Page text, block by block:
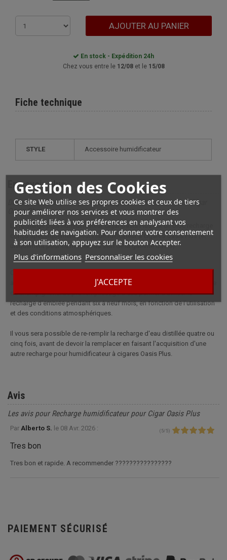
Gestion des Cookies
Ce site Web utilise ses propres cookies et ceux de tiers
pour améliorer nos services et vous montrer des
publicités liées à vos préférences en analysant vos
habitudes de navigation. Pour donner votre consentement
à son utilisation, appuyez sur le bouton Accepter.
Plus d'informations Personnaliser les cookies
J'ACCEPTE
AJOUTER AU PANIER
En stock - Expédition 24h
Chez vous entre le 12/08et le 15/08
Fiche technique
STYLE accessoire humidificateur
En savoir plus
Description complète pour Recharge humidificateur pour Cigar
Oasis Plus
La recharge pour humidificateur Cigar Oasis Plus est un bloc recharge
conçu spécifiquement pour l'humidificateur à cigares Oasis Plus (et
uniquement pour ce modèle au sein de la gamme Oasis).
agent antifongique afin de se garantir contre toute apparition ultérieure
de champignons. Le pré-remplissage d'eau permet d'utiliser la
recharge d'emblée pendant six à neuf mois, en fonction de l'utilisation
et des conditions atmosphériques.
Il vous sera possible de re-remplir la recharge d'eau distillée quatre ou
cinq fois, avant de devoir la remplacer en faisant l'acquisition d'une
autre recharge pour humidificateur à cigares Oasis Plus.
Avis
Les avis pour Recharge humidificateur pour Cigar Oasis Plus
Par Alberto S. le 08 Avr. 2026 : ( 5/ 5)
Tres bon
Tres bon et rapide. A recommender ????????????????
PAIEMENT SÉCURISÉ